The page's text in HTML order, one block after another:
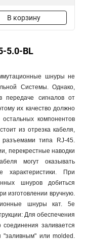
В корзину
5.0-BL
шнуры не
Системы. Однако,
сигналов от
их качество должно
компонентов
из отрезка кабеля,
разъемами типа RJ-45.
перекрестные наводки
могут оказывать
характеристики. При
шнуров добиться
изготовлении вручную.
шнуры кат. 5е
Для обеспечения
заливается
"заливным" или molded.